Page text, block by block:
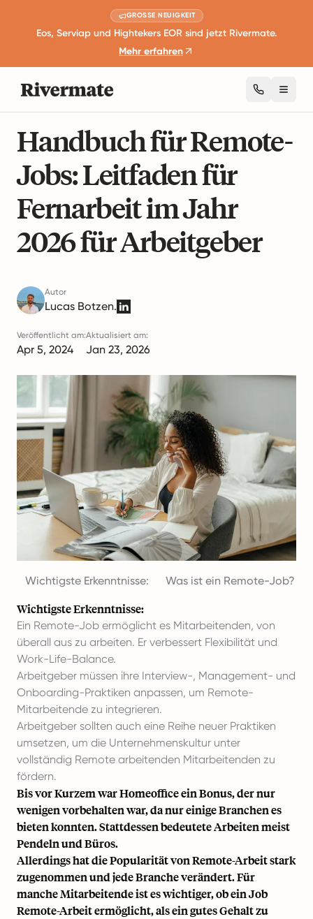
GROSSE NEUIGKEIT
Eos, Serviap und Hightekers EOR sind jetzt Rivermate.
Mehr erfahren
Handbuch für Remote-
Jobs: Leitfaden für
Fernarbeit im Jahr
2026 für Arbeitgeber
Autor
Lucas Botzen.
Veröffentlicht am:
Apr 5, 2024
Aktualisiert am:
Jan 23, 2026
Wichtigste Erkenntnisse: Was ist ein Remote-Job?
Wichtigste Erkenntnisse:
Ein Remote-Job ermöglicht es Mitarbeitenden, von
überall aus zu arbeiten. Er verbessert Flexibilität und
Work-Life-Balance.
Arbeitgeber müssen ihre Interview-, Management- und
Onboarding-Praktiken anpassen, um Remote-
Mitarbeitende zu integrieren.
Arbeitgeber sollten auch eine Reihe neuer Praktiken
umsetzen, um die Unternehmenskultur unter
vollständig Remote arbeitenden Mitarbeitenden zu
fördern.
Bis vor Kurzem war Homeoffice ein Bonus, der nur
wenigen vorbehalten war, da nur einige Branchen es
bieten konnten. Stattdessen bedeutete Arbeiten meist
Pendeln und Büros.
Allerdings hat die Popularität von Remote-Arbeit stark
zugenommen und jede Branche verändert. Für
manche Mitarbeitende ist es wichtiger, ob ein Job
Remote-Arbeit ermöglicht, als ein gutes Gehalt zu